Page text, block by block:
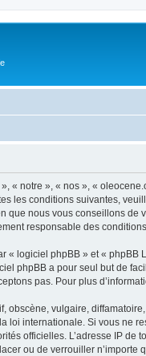
« notre », « nos », «
les conditions suivantes,
que nous vous conseillons
responsable des
« logiciel phpBB » et «
phpBB a pour seul but de
pas. Pour plus
obscène, vulgaire,
loi internationale. Si vous ne
officielles. L’adresse IP
ou de verrouiller